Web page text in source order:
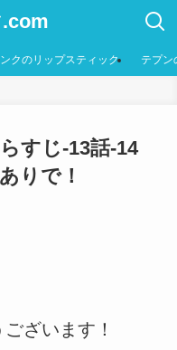
クのリップスティック テプン
すじ-13話-14
りで！
ざいます！